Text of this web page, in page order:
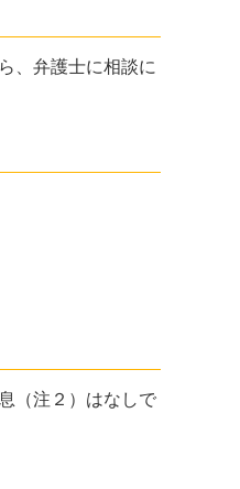
、弁護士に相談に
（注２）はなしで